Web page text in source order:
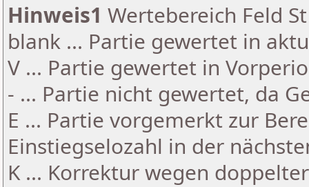
Hinweis1 Wertebereich Feld
blank ... Partie gewertet in
V ... Partie gewertet in
- ... Partie nicht gewertet, da
E ... Partie vorgemerkt zur
Einstiegselozahl in der
K ... Korrektur wegen